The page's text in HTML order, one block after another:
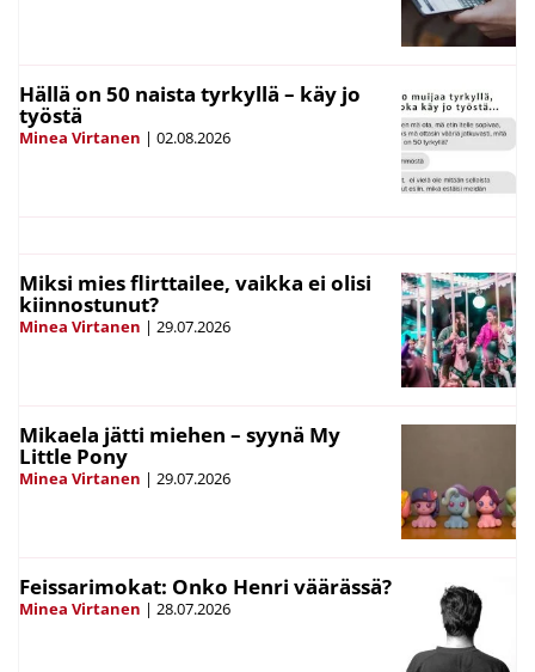
Hällä on 50 naista tyrkyllä – käy jo
työstä
Minea Virtanen | 02.08.2026
Miksi mies flirttailee, vaikka ei olisi
kiinnostunut?
Minea Virtanen | 29.07.2026
Mikaela jätti miehen – syynä My
Little Pony
Minea Virtanen | 29.07.2026
Feissarimokat: Onko Henri väärässä?
Minea Virtanen | 28.07.2026